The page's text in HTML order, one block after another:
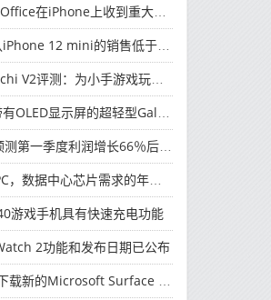
在iPhone上收到重大更新
12 mini的销售低于预期
评测：为小手游戏玩家设计的鼠标
的超轻型Galaxy Book Pro和Galaxy Book Pro 360笔记本电脑
季度利润增长66％后，对芯片的需求将增强
据中心芯片需求的年度收入预测
游戏手机具有快速充电功能
2功能和发布日期已公布
新的Microsoft Surface Duo更新